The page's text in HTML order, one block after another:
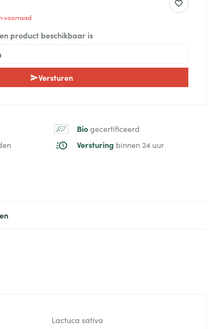
voorraad
product beschikbaar is
Versturen
Biogecertificeerd
Versturing binnen 24 uur
Lactuca sativa